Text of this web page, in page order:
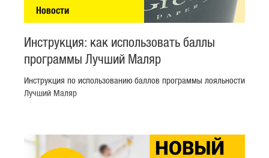
Новости
Инструкция: как использовать баллы
программы Лучший Маляр
Инструкция по использованию баллов программы лояльности
Лучший Маляр